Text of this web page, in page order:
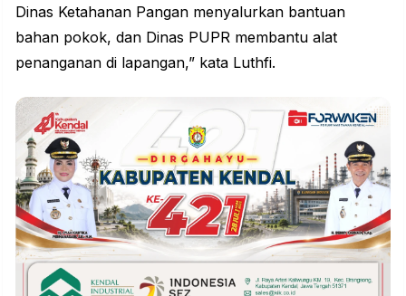
Dinas Ketahanan Pangan menyalurkan bantuan
bahan pokok, dan Dinas PUPR membantu alat
penanganan di lapangan,” kata Luthfi.